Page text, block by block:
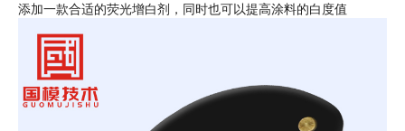
添加一款合适的荧光增白剂，同时也可以提高涂料的白度值